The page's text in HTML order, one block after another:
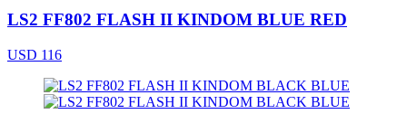
LS2 FF802 FLASH II KINDOM BLUE RED
USD 116